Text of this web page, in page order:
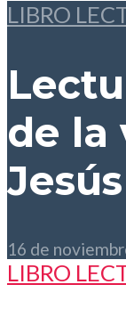
LIBRO
de la
16 de
LIBRO